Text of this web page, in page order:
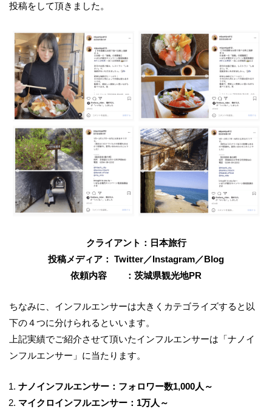
投稿をして頂きました。
クライアント：日本旅行
投稿メディア： Twitter／Instagram／Blog
依頼内容 ：茨城県観光地PR
ちなみに、インフルエンサーは大きくカテゴライズすると以
下の４つに分けられるといいます。
上記実績でご紹介させて頂いたインフルエンサーは「ナノイ
ンフルエンサー」に当たります。
ナノインフルエンサー：フォロワー数1,000人～
マイクロインフルエンサー： 1万人～